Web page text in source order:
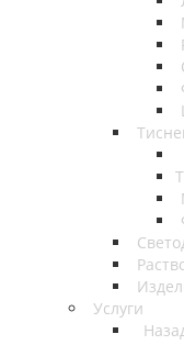
Услуги